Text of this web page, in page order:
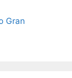
Gran